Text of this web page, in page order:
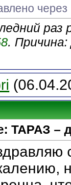
.
ТАРАЗ –